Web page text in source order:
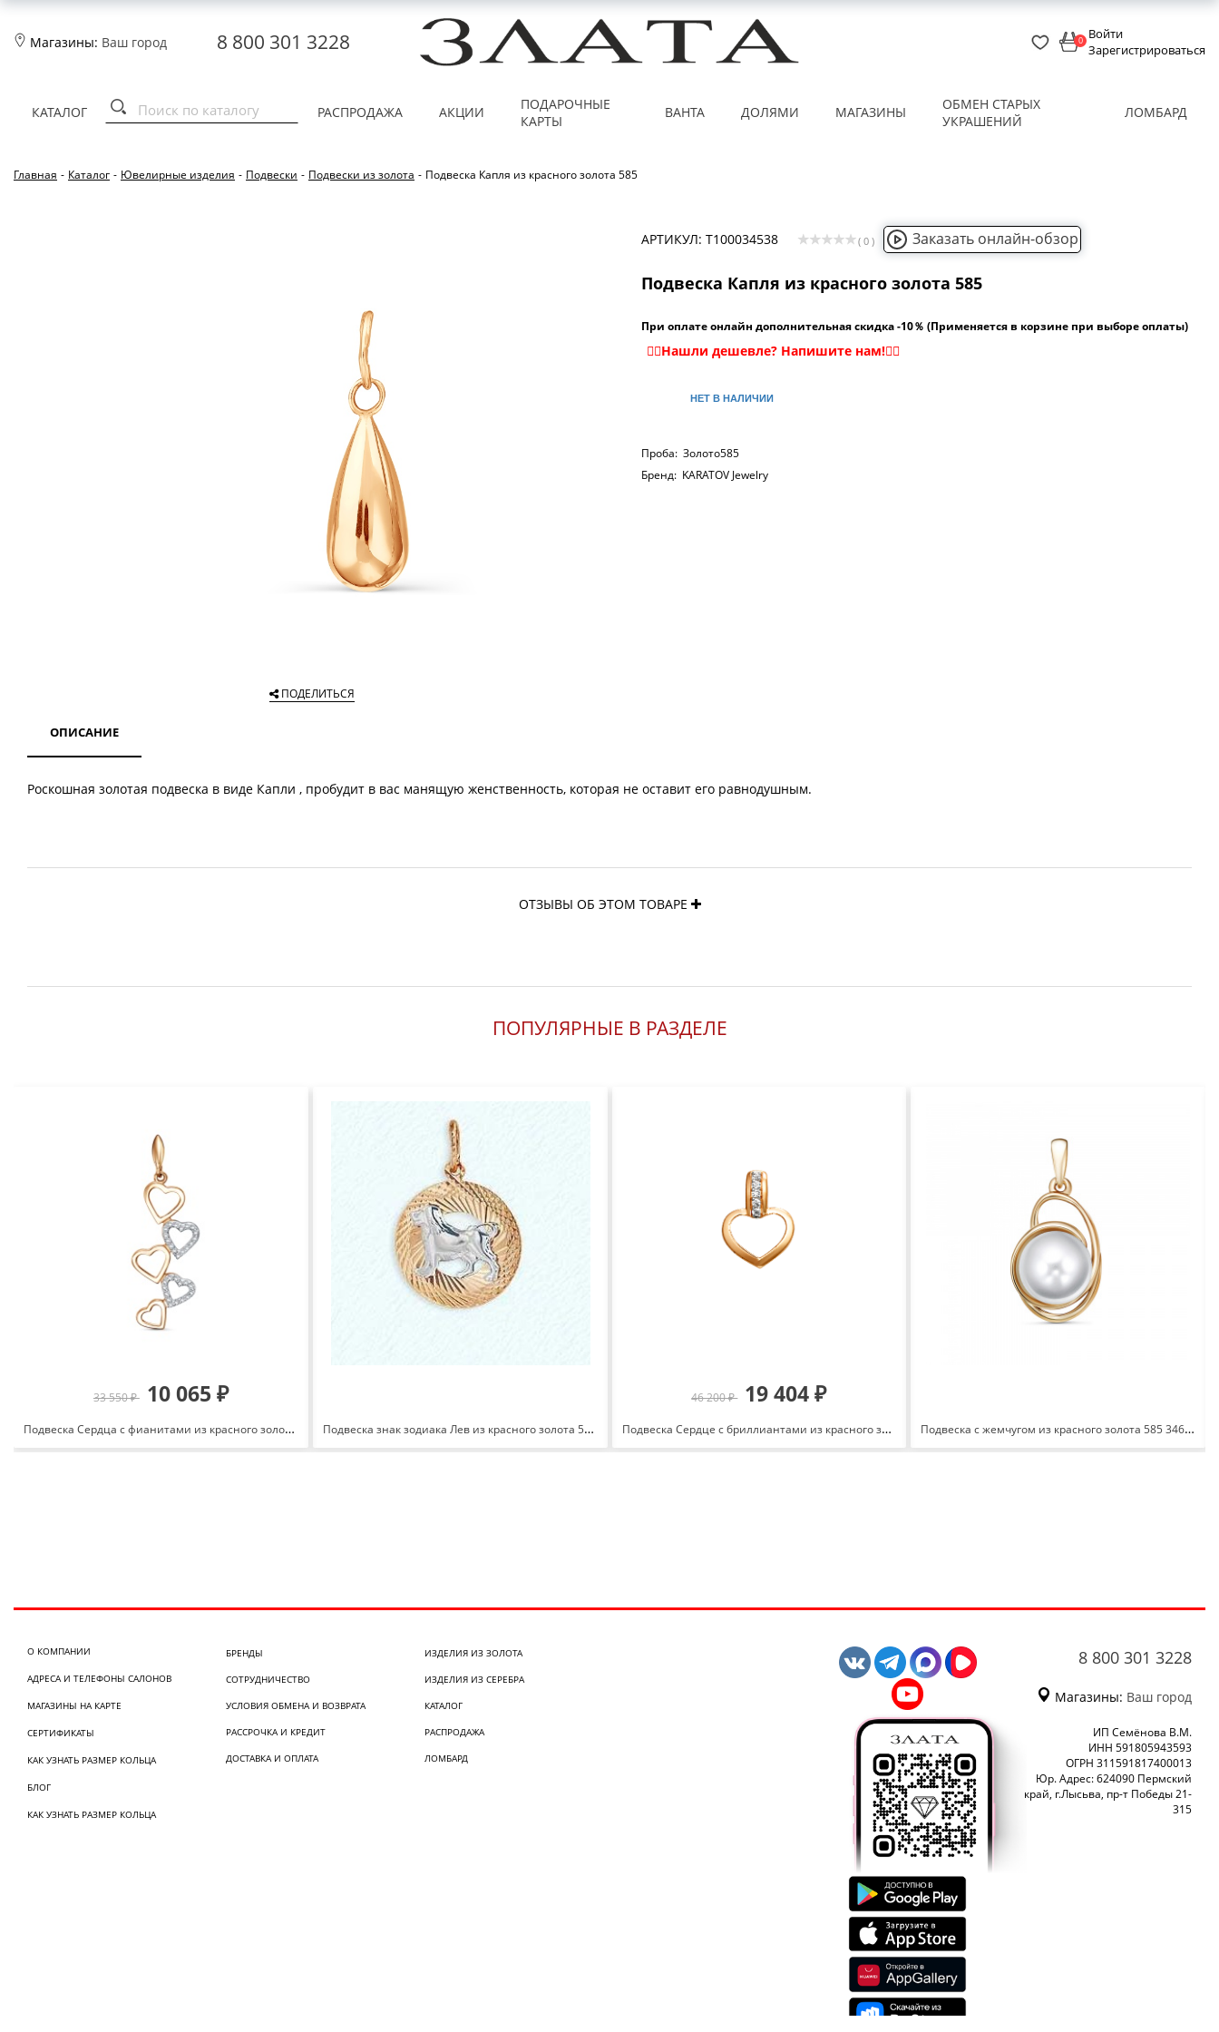
Магазины: Ваш город 8 800 301 3228 0 Войти
Зарегистрироваться
КАТАЛОГ РАСПРОДАЖА АКЦИИ
ПОДАРОЧНЫЕ
КАРТЫ
ВАНТА ДОЛЯМИ МАГАЗИНЫ
ОБМЕН СТАРЫХ
УКРАШЕНИЙ
ЛОМБАРД
Главная - Каталог - Ювелирные изделия - Подвески - Подвески из золота - Подвеска Капля из красного золота 585
ПОДЕЛИТЬСЯ
АРТИКУЛ: Т100034538 ( 0 ) Заказать онлайн-обзор
Подвеска Капля из красного золота 585
При оплате онлайн дополнительная скидка -10％ (Применяется в корзине при выборе оплаты)
НЕТ В НАЛИЧИИ
Проба: Золото585
Бренд: KARATOV Jewelry
ОПИСАНИЕ
Роскошная золотая подвеска в виде Капли , пробудит в вас манящую женственность, которая не оставит его равнодушным.
ОТЗЫВЫ ОБ ЭТОМ ТОВАРЕ
ПОПУЛЯРНЫЕ В РАЗДЕЛЕ
33 550 ₽ 10 065 ₽
Подвеска Сердца с фианитами из красного золота 585 3463207 1 1 1 Подвеска знак зодиака Лев из красного золота 585 с родированием Т130631878
46 200 ₽ 19 404 ₽
Подвеска Сердце с бриллиантами из красного золота 585 с родированием 100368-1502 Подвеска с жемчугом из красного золота 585 3467506 1 1 10
О КОМПАНИИ
АДРЕСА И ТЕЛЕФОНЫ САЛОНОВ
МАГАЗИНЫ НА КАРТЕ
СЕРТИФИКАТЫ
КАК УЗНАТЬ РАЗМЕР КОЛЬЦА
БЛОГ
КАК УЗНАТЬ РАЗМЕР КОЛЬЦА
БРЕНДЫ
СОТРУДНИЧЕСТВО
УСЛОВИЯ ОБМЕНА И ВОЗВРАТА
РАССРОЧКА И КРЕДИТ
ДОСТАВКА И ОПЛАТА
ИЗДЕЛИЯ ИЗ ЗОЛОТА
ИЗДЕЛИЯ ИЗ СЕРЕБРА
КАТАЛОГ
РАСПРОДАЖА
ЛОМБАРД
8 800 301 3228
Магазины: Ваш город
ИП Семёнова В.М.
ИНН 591805943593
ОГРН 311591817400013
Юр. Адрес: 624090 Пермский
край, г.Лысьва, пр-т Победы 21-
315